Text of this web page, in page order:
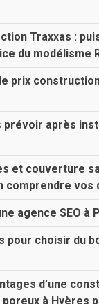
Traxxas :
du modélisme
prix
prévoir après
et couverture
comprendre vos
agence SEO à
pour choisir du
d’une
à Hyères